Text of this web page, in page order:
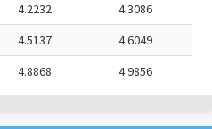
4.2232
4.3086
4.5137
4.6049
4.8868 4.9856